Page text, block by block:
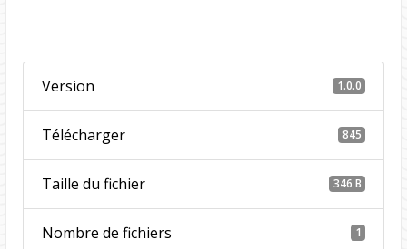
Version 1.0.0
Télécharger 845
Taille du fichier 346 B
Nombre de fichiers 1